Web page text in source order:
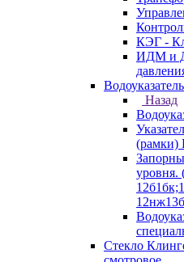
КЭГ -
ИДМ и
Назад
(рамки)
уровня.
Стекло